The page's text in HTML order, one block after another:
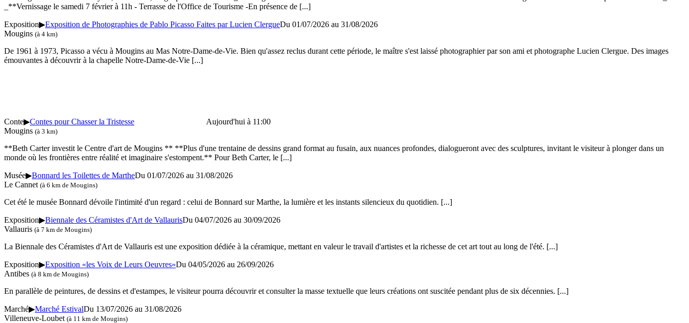
_**Vernissage le samedi 7 février à 11h - Terrasse de l'Office de Tourisme -En présence de [...]
Exposition▶Exposition de Photographies de Pablo Picasso Faites par Lucien ClergueDu 01/07/2026 au 31/08/2026
Mougins (à 4 km)
De 1961 à 1973, Picasso a vécu à Mougins au Mas Notre-Dame-de-Vie. Bien qu'assez reclus durant cette période, le maître s'est laissé photographier par son ami et photographe Lucien Clergue. Des images
émouvantes à découvrir à la chapelle Notre-Dame-de-Vie [...]
Conte▶Contes pour Chasser la Tristesse
Aujourd'hui à 11:00
Mougins (à 3 km)
**Beth Carter investit le Centre d'art de Mougins ** **Plus d'une trentaine de dessins grand format au fusain, aux nuances profondes, dialogueront avec des sculptures, invitant le visiteur à plonger dans un
monde où les frontières entre réalité et imaginaire s'estompent.** Pour Beth Carter, le [...]
Musée▶Bonnard les Toilettes de MartheDu 01/07/2026 au 31/08/2026
Le Cannet (à 6 km de Mougins)
Cet été le musée Bonnard dévoile l'intimité d'un regard : celui de Bonnard sur Marthe, la lumière et les instants silencieux du quotidien. [...]
Exposition▶Biennale des Céramistes d'Art de VallaurisDu 04/07/2026 au 30/09/2026
Vallauris (à 7 km de Mougins)
La Biennale des Céramistes d'Art de Vallauris est une exposition dédiée à la céramique, mettant en valeur le travail d'artistes et la richesse de cet art tout au long de l'été. [...]
Exposition▶Exposition «les Voix de Leurs Oeuvres»Du 04/05/2026 au 26/09/2026
Antibes (à 8 km de Mougins)
En parallèle de peintures, de dessins et d'estampes, le visiteur pourra découvrir et consulter la masse textuelle que leurs créations ont suscitée pendant plus de six décennies. [...]
Marché▶Marché EstivalDu 13/07/2026 au 31/08/2026
Villeneuve-Loubet (à 11 km de Mougins)